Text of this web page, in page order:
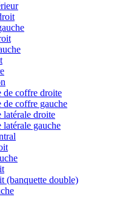
de coffre droite
de coffre gauche
latérale droite
latérale gauche
(banquette double)